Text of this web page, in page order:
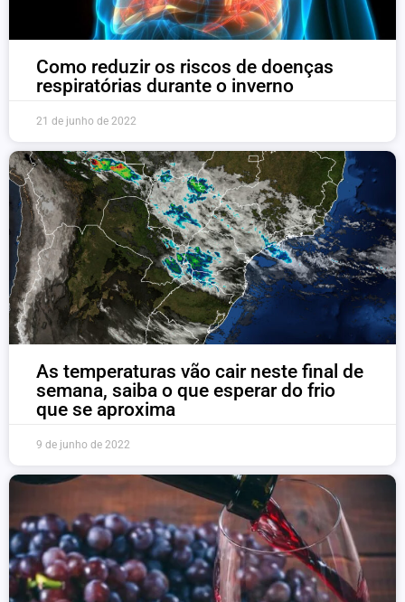
Como reduzir os riscos de doenças
respiratórias durante o inverno
21 de junho de 2022
As temperaturas vão cair neste final de
semana, saiba o que esperar do frio
que se aproxima
9 de junho de 2022